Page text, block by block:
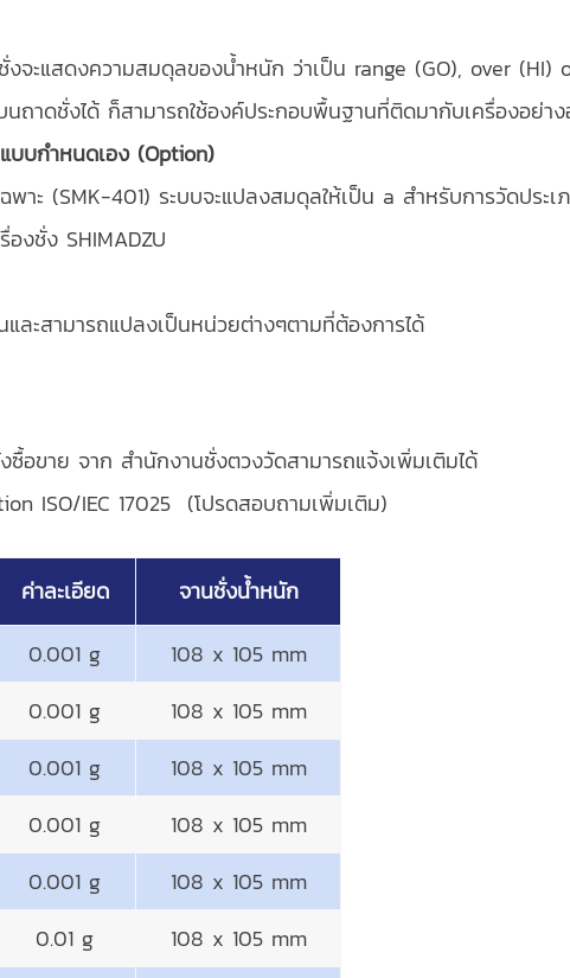
จะแสดงความสมดุลของน้ำหนัก ว่าเป็น range (GO), over (HI)
นถาดชั่งได้ ก็สามารถใช้องค์ประกอบพื้นฐานที่ติดมากับเครื่องอย่
บบกำหนดเอง (Option)
พาะ (SMK-401) ระบบจะแปลงสมดุลให้เป็น a สำหรับการวัดปร
งชั่ง SHIMADZU
ละสามารถแปลงเป็นหน่วยต่างๆตามที่ต้องการได้
ซื้อขาย จาก สำนักงานชั่งตวงวัดสามารถแจ้งเพิ่มเติมได้
ISO/IEC 17025 (โปรดสอบถามเพิ่มเติม)
ค่าละเอียด
จานชั่งน้ำหนัก
0.001 g
108 x 105 mm
0.001 g
108 x 105 mm
0.001 g
108 x 105 mm
0.001 g
108 x 105 mm
0.001 g
108 x 105 mm
0.01 g
108 x 105 mm